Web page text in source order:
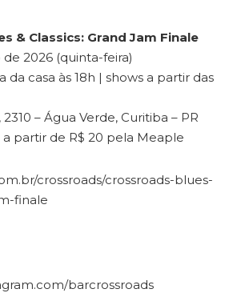
& Classics: Grand Jam Finale
2026 (quinta-feira)
da casa às 18h | shows a partir das
– Água Verde, Curitiba – PR
a partir de R$ 20 pela Meaple
crossroads/crossroads-blues-
finale
barcrossroads